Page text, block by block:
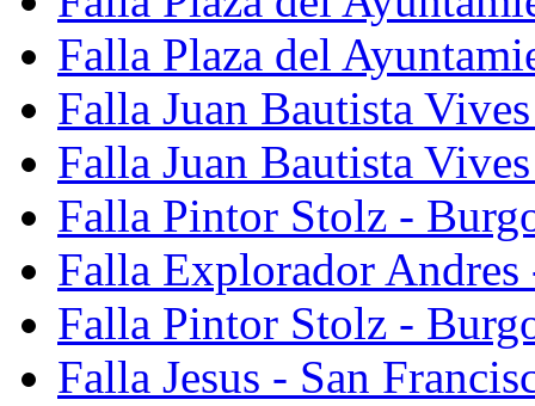
Falla Plaza del
Falla Juan Bautista
Falla Juan Bautista
Falla Pintor Stolz -
Falla Explorador Andres
Falla Pintor Stolz -
Falla Jesus - San